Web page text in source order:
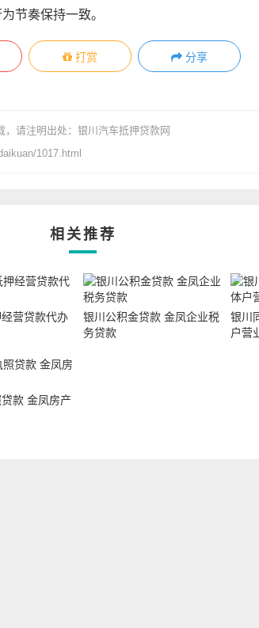
节奏保持一致。
打赏 分享
，请注明出处： 银川汽车抵押贷款网
1017.html
相关推荐
营贷款代办
银川公积金贷款 金凤企业税
务贷款
银川
户营
款 金凤房产